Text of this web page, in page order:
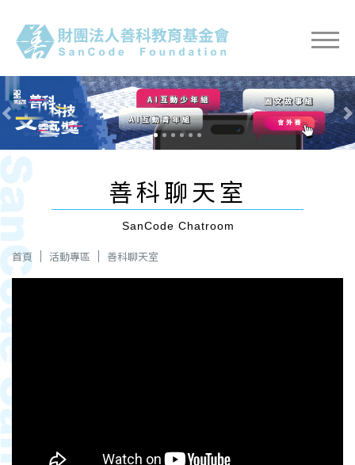
Previous Next
善科聊天室
SanCode Chatroom
首頁 活動專區 善科聊天室